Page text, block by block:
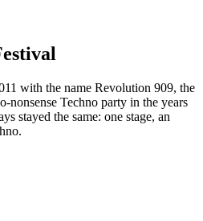
with the name Revolution 909, the
nonsense Techno party in the years
stayed the same: one stage, an